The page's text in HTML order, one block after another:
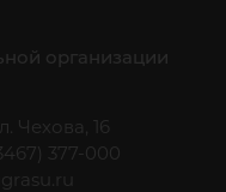
организации
Чехова, 16
377-000